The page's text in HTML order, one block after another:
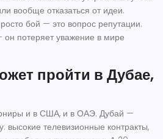
вообще отказаться от идеи.
бой — это вопрос репутации.
потеряет уважение в мире
пройти в Дубае,
и в США, и в ОАЭ. Дубай —
высокие телевизионные контракты,